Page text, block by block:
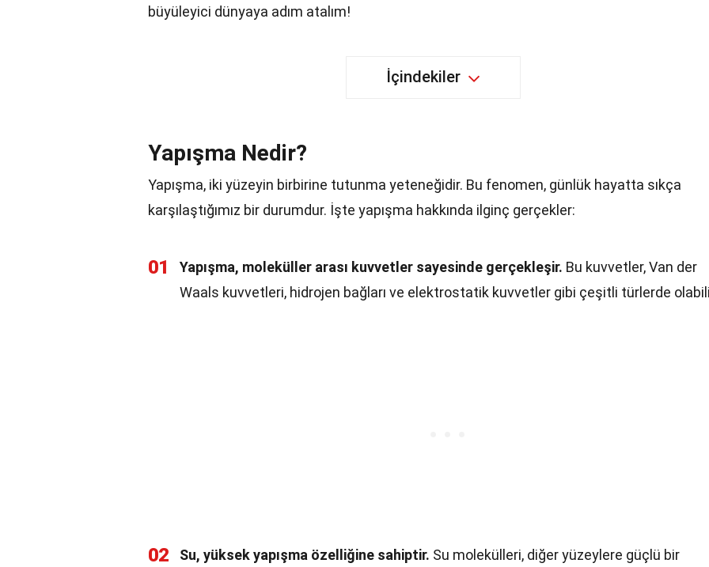
büyüleyici dünyaya adım atalım!
İçindekiler
Yapışma Nedir?
Yapışma, iki yüzeyin birbirine tutunma yeteneğidir. Bu fenomen, günlük hayatta sıkça
karşılaştığımız bir durumdur. İşte yapışma hakkında ilginç gerçekler:
01 Yapışma, moleküller arası kuvvetler sayesinde gerçekleşir. Bu kuvvetler, Van der
Waals kuvvetleri, hidrojen bağları ve elektrostatik kuvvetler gibi çeşitli türlerde
02 Su, yüksek yapışma özelliğine sahiptir. Su molekülleri, diğer yüzeylere güçlü bir